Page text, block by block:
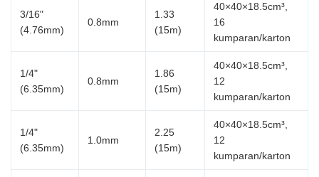
3/16"
(4.76mm)
0.8mm
1.33
(15m)
40×40×18.5cm³,
16
kumparan/karton
1/4"
(6.35mm)
0.8mm
1.86
(15m)
40×40×18.5cm³,
12
kumparan/karton
1/4"
(6.35mm)
1.0mm
2.25
(15m)
40×40×18.5cm³,
12
kumparan/karton